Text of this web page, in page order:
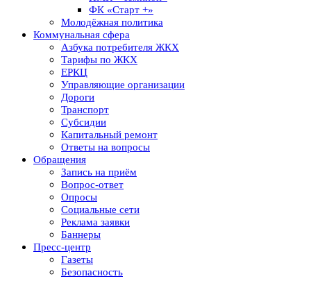
ФК «Старт +»
Молодёжная политика
Коммунальная сфера
Азбука потребителя ЖКХ
Тарифы по ЖКХ
ЕРКЦ
Управляющие организации
Дороги
Транспорт
Субсидии
Капитальный ремонт
Ответы на вопросы
Обращения
Запись на приём
Вопрос-ответ
Опросы
Социальные сети
Реклама заявки
Баннеры
Пресс-центр
Газеты
Безопасность